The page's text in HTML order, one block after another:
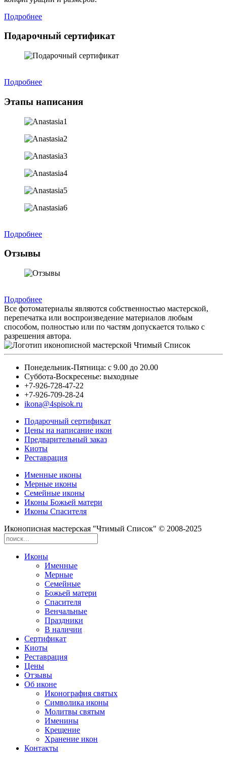
Подробнее
Подарочный сертификат
Подробнее
Этапы написания
Подробнее
Отзывы
Подробнее
Все фотоматериалы являются собственностью мастерской,
перепечатка или воспроизведение материалов любым
способом, полностью или по частям допускается только с
разрешения автора.
Понедельник-Пятница: с 9.00 до 20.00
Суббота-Воскресенье: выходные
+7-926-728-47-22
+7-926-709-28-24
ikona@4spisok.ru
Подарочный сертификат
Цены на написание икон
Предварительный заказ
Киоты
Реставрация
Именные иконы
Мерные иконы
Семейные иконы
Иконы Божьей матери
Иконы Спасителя
Иконописная мастерская "Чтимый Список" © 2008-2025
Иконы
Именные
Мерные
Семейные
Божьей матери
Спасителя
Венчальные
Праздники
В наличии
Сертификат
Киоты
Реставрация
Цены
Отзывы
Об иконе
Иконография святых
Символика иконы
Молитвы святым
Именины
Крещение
Хранение икон
Контакты